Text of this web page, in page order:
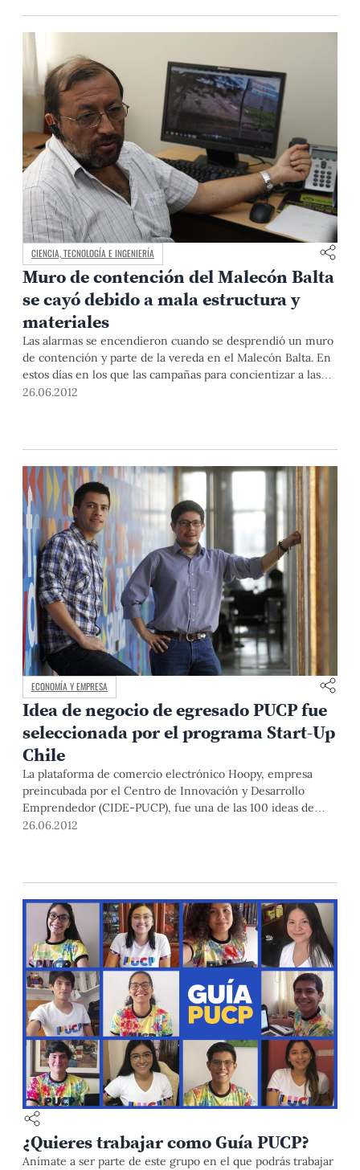
CIENCIA, TECNOLOGÍA E INGENIERÍA
Muro de contención del Malecón Balta
se cayó debido a mala estructura y
materiales
Las alarmas se encendieron cuando se desprendió un muro
de contención y parte de la vereda en el Malecón Balta. En
estos días en los que las campañas para concientizar a las
personas respecto a los sismos incrementan, lo hacen
26.06.2012
ECONOMÍA Y EMPRESA
Idea de negocio de egresado PUCP fue
seleccionada por el programa Start-Up
Chile
La plataforma de comercio electrónico Hoopy, empresa
preincubada por el Centro de Innovación y Desarrollo
Emprendedor (CIDE-PUCP), fue una de las 100 ideas de
negocio seleccionadas por Start-up Chile, programa de
26.06.2012
¿Quieres trabajar como Guía PUCP?
Anímate a ser parte de este grupo en el que podrás trabajar